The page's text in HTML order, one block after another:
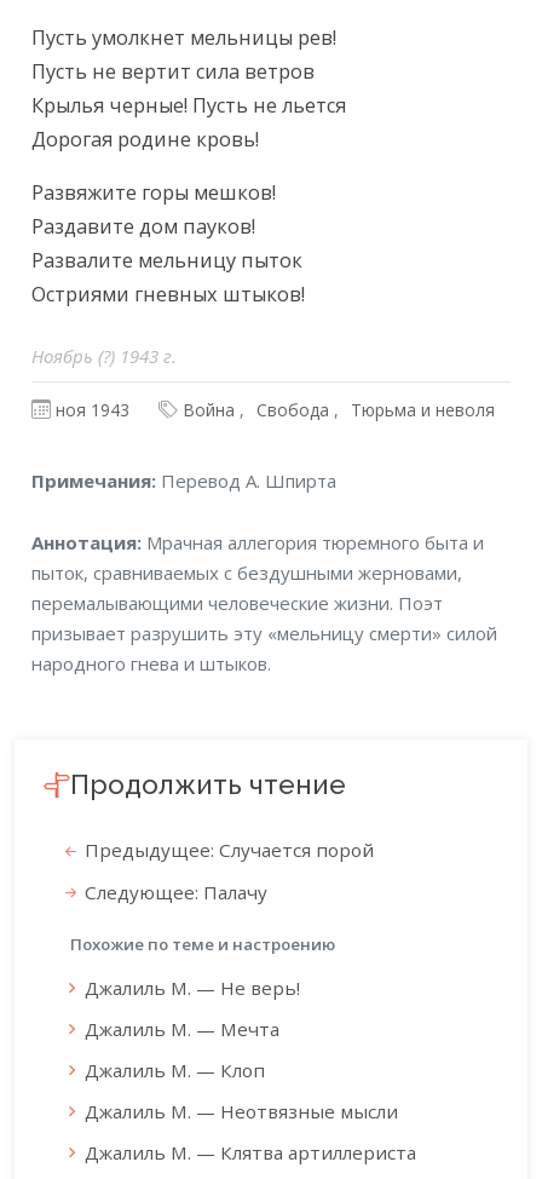
Пусть умолкнет мельницы рев!
Пусть не вертит сила ветров
Крылья черные! Пусть не льется
Дорогая родине кровь!
Развяжите горы мешков!
Раздавите дом пауков!
Развалите мельницу пыток
Остриями гневных штыков!
Ноябрь (?) 1943 г.
ноя 1943 Война Свобода Тюрьма и неволя
Примечания
Примечания: Перевод А. Шпирта
Аннотация
Аннотация: Мрачная аллегория тюремного быта и
пыток, сравниваемых с бездушными жерновами,
перемалывающими человеческие жизни. Поэт
призывает разрушить эту «мельницу смерти» силой
народного гнева и штыков.
Продолжить чтение
Предыдущее: Случается порой
Следующее: Палачу
Похожие по теме и настроению
Джалиль М. — Не верь!
Джалиль М. — Мечта
Джалиль М. — Клоп
Джалиль М. — Неотвязные мысли
Джалиль М. — Клятва артиллериста